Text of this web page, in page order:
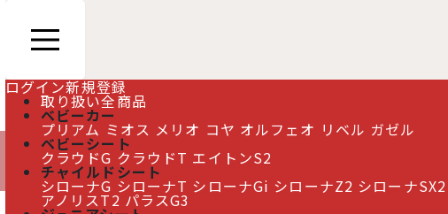
ログイン新規登録
取り扱い全商品
ベビーカー
プリアム ミオス メリオ コヤ オルフェオ リベル ガゼル
ベビーシート
クラウドG クラウドT エイトンS2
チャイルドシート
シローナG シローナT シローナGi シローナZ2 シローナSX2
アノリスT2 パラスG3